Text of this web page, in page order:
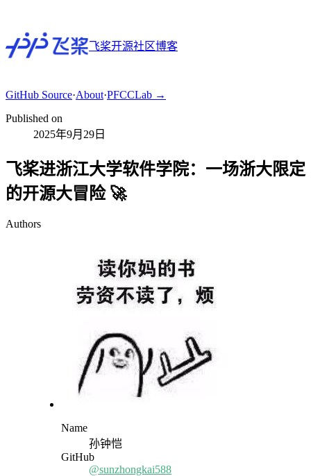
飞桨开源社区博客
GitHub Source·About·PFCCLab →
Published on
2025年9月29日
飞桨进浙江大学软件学院：一场浙大限定
的开源大冒险 🚀
Authors
Name
孙钟恺
GitHub
@sunzhongkai588